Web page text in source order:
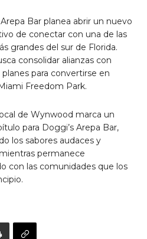
Bar planea abrir un nuevo
de conectar con una de las
grandes del sur de Florida.
consolidar alianzas con
para convertirse en
Freedom Park.
de Wynwood marca un
para Doggi’s Arepa Bar,
los sabores audaces y
permanece
con las comunidades que los